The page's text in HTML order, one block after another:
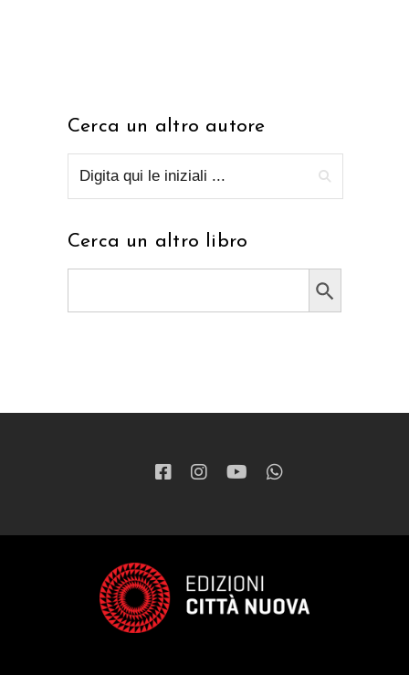
Cerca un altro autore
Cerca un altro libro
Search Button